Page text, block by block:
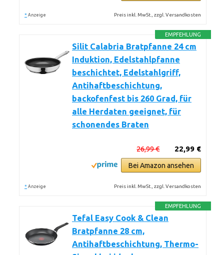
* Anzeige Preis inkl. MwSt., zzgl. Versandkosten
EMPFEHLUNG
Silit Calabria Bratpfanne 24 cm
Induktion, Edelstahlpfanne
beschichtet, Edelstahlgriff,
Antihaftbeschichtung,
backofenfest bis 260 Grad, für
alle Herdaten geeignet, für
schonendes Braten
22,99 €
26,99 €
Bei Amazon ansehen
* Anzeige Preis inkl. MwSt., zzgl. Versandkosten
EMPFEHLUNG
Tefal Easy Cook & Clean
Bratpfanne 28 cm,
Antihaftbeschichtung, Thermo-